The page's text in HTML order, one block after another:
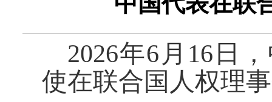
2026年6月16日
使在联合国人权理